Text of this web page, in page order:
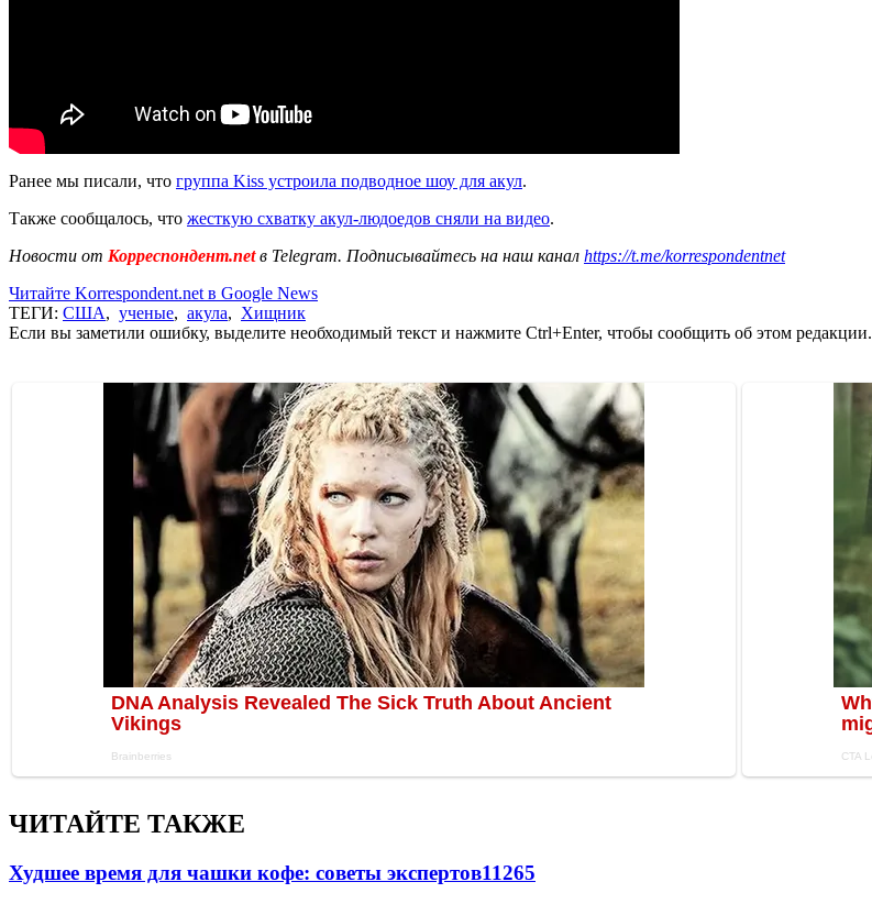
Ранее мы писали, что группа Kiss устроила подводное шоу для акул.
Также сообщалось, что жесткую схватку акул-людоедов сняли на видео.
Новости от Корреспондент.netв Telegram. Подписывайтесь на наш канал https://t.me/korrespondentnet
Читайте Korrespondent.net в Google News
ТЕГИ: США, ученые, акула, Хищник
Если вы заметили ошибку, выделите необходимый текст и нажмите Ctrl+Enter, чтобы сообщить об этом редакции.
ЧИТАЙТЕ ТАКЖЕ
Худшее время для чашки кофе: советы экспертов11265